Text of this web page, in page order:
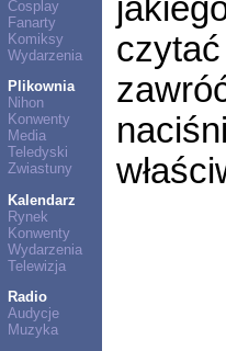
Cosplay
Fanarty
Komiksy
Wydarzenia
Plikownia
Nihon
Konwenty
Media
Teledyski
Zwiastuny
Kalendarz
Rynek
Konwenty
Wydarzenia
Telewizja
Radio
Audycje
Muzyka